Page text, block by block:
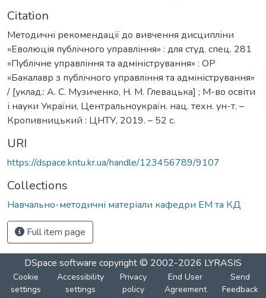
Citation
Методичні рекомендації до вивчення дисципліни
«Еволюція публічного управління» : для студ. спец. 281
«Публічне управління та адміністрування» : ОР
«Бакалавр з публічного управління та адміністрування»
/ [уклад.: А. С. Музиченко, Н. М. Глевацька] ; М-во освіти
і науки України, Центральноукраїн. нац. техн. ун-т. –
Кропивницький : ЦНТУ, 2019. – 52 с.
URI
https://dspace.kntu.kr.ua/handle/123456789/9107
Collections
Навчально-методичні матеріали кафедри ЕМ та КД
Full item page
DSpace software copyright © 2002-2026 LYRASIS
Cookie
settings
Accessibility
settings
Privacy
policy
End User
Agreement
Send
Feedback